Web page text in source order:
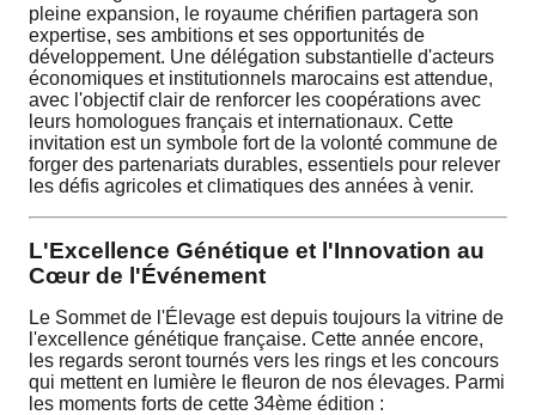
pleine expansion, le royaume chérifien partagera son
expertise, ses ambitions et ses opportunités de
développement. Une délégation substantielle d'acteurs
économiques et institutionnels marocains est attendue,
avec l'objectif clair de renforcer les coopérations avec
leurs homologues français et internationaux. Cette
invitation est un symbole fort de la volonté commune de
forger des partenariats durables, essentiels pour relever
les défis agricoles et climatiques des années à venir.
L'Excellence Génétique et l'Innovation au
Cœur de l'Événement
Le Sommet de l'Élevage est depuis toujours la vitrine de
l'excellence génétique française. Cette année encore,
les regards seront tournés vers les rings et les concours
qui mettent en lumière le fleuron de nos élevages. Parmi
les moments forts de cette 34ème édition :